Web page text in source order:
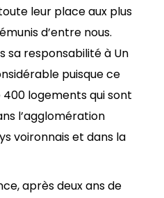
leur place aux plus
d’entre nous.
sa responsabilité à Un
puisque ce
400 logements qui sont
l’agglomération
voironnais et dans la
après deux ans de